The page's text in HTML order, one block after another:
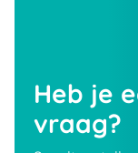
Heb je
vraag?